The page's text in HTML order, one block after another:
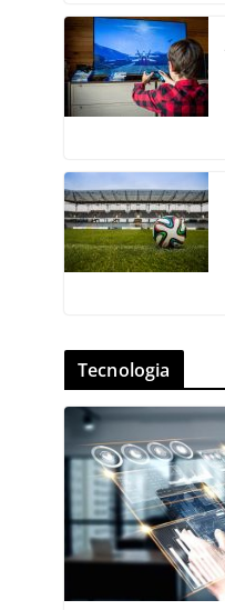
Tecnologia